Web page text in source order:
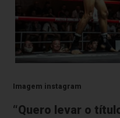
Imagem instagram
“Quero levar o